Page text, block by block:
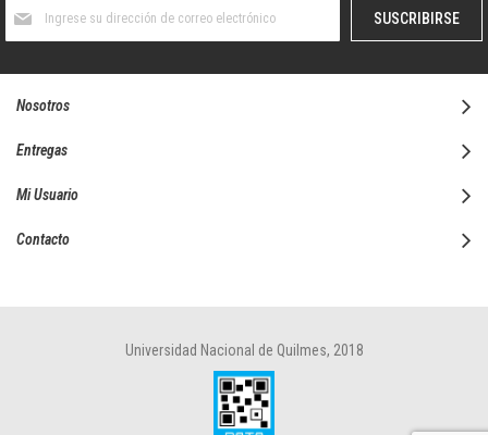
boletín
SUSCRIBIRSE
Nosotros
Entregas
Mi Usuario
Contacto
Universidad Nacional de Quilmes, 2018